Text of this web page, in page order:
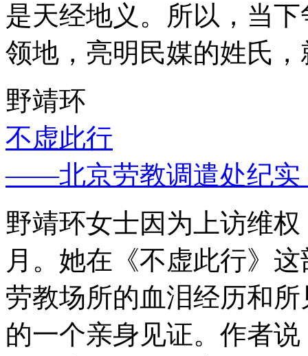
是天经地义。所以，当
领地，亮明民媒的姓氏
野靖环
不虚此行
——北京劳教调遣处纪实
野靖环女士因为上访维
月。她在《不虚此行》
劳教场所的血泪经历和
的一个亲身见证。作者